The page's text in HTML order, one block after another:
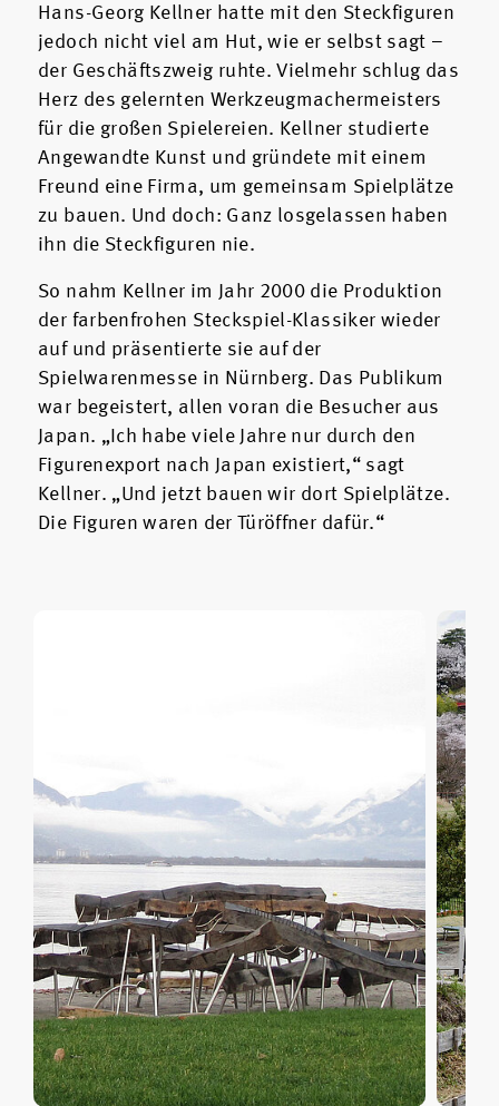
Hans-Georg Kellner hatte mit den Steckfiguren
jedoch nicht viel am Hut, wie er selbst sagt –
der Geschäftszweig ruhte. Vielmehr schlug das
Herz des gelernten Werkzeugmachermeisters
für die großen Spielereien. Kellner studierte
Angewandte Kunst und gründete mit einem
Freund eine Firma, um gemeinsam Spielplätze
zu bauen. Und doch: Ganz losgelassen haben
ihn die Steckfiguren nie.
So nahm Kellner im Jahr 2000 die Produktion
der farbenfrohen Steckspiel-Klassiker wieder
auf und präsentierte sie auf der
Spielwarenmesse in Nürnberg. Das Publikum
war begeistert, allen voran die Besucher aus
Japan. „Ich habe viele Jahre nur durch den
Figurenexport nach Japan existiert,“ sagt
Kellner. „Und jetzt bauen wir dort Spielplätze.
Die Figuren waren der Türöffner dafür.“